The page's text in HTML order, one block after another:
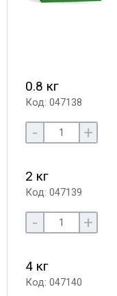
0.8 кг
Код: 047138
- +
2 кг
Код: 047139
- +
4 кг
Код: 047140